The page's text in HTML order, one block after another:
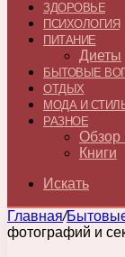
ЗДОРОВЬЕ
ПСИХОЛОГИЯ
ПИТАНИЕ
Диеты
БЫТОВЫЕ
ОТДЫХ
МОДА И
РАЗНОЕ
Обзор
Книги
Искать
Главная/
фотографий и